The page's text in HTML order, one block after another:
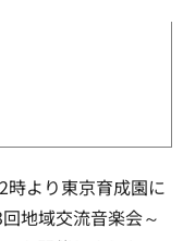
より東京育成園に
地域交流音楽会～